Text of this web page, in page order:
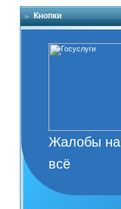
Кнопки
Жалобы на
всё